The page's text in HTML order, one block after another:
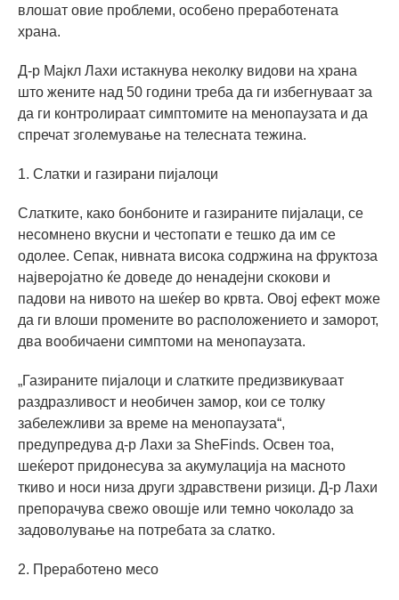
влошат овие проблеми, особено преработената
храна.
Д-р Мајкл Лахи истакнува неколку видови на храна
што жените над 50 години треба да ги избегнуваат за
да ги контролираат симптомите на менопаузата и да
спречат зголемување на телесната тежина.
1. Слатки и газирани пијалоци
Слатките, како бонбоните и газираните пијалаци, се
несомнено вкусни и честопати е тешко да им се
одолее. Сепак, нивната висока содржина на фруктоза
најверојатно ќе доведе до ненадејни скокови и
падови на нивото на шеќер во крвта. Овој ефект може
да ги влоши промените во расположението и заморот,
два вообичаени симптоми на менопаузата.
„Газираните пијалоци и слатките предизвикуваат
раздразливост и необичен замор, кои се толку
забележливи за време на менопаузата“,
предупредува д-р Лахи за SheFinds. Освен тоа,
шеќерот придонесува за акумулација на масното
ткиво и носи низа други здравствени ризици. Д-р Лахи
препорачува свежо овошје или темно чоколадо за
задоволување на потребата за слатко.
2. Преработено месо